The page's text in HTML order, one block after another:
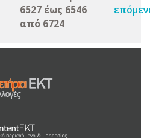
6527 έως 6546
από 6724